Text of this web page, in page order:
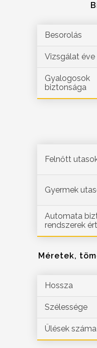
Besorolás
Vizsgálat éve
Gyalogosok
biztonsága
Felnőtt
Gyermek
Automata
rendszerek
Méretek,
Hossza
Szélessége
Ülések száma